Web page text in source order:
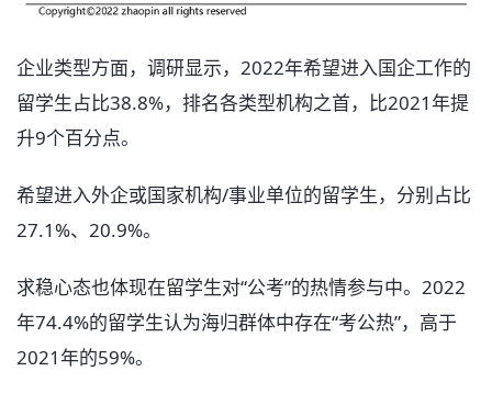
企业类型方面，调研显示，2022年希望进入国企工作的
留学生占比38.8%，排名各类型机构之首，比2021年提
升9个百分点。
希望进入外企或国家机构/事业单位的留学生，分别占比
27.1%、20.9%。
求稳心态也体现在留学生对“公考”的热情参与中。2022
年74.4%的留学生认为海归群体中存在“考公热”，高于
2021年的59%。